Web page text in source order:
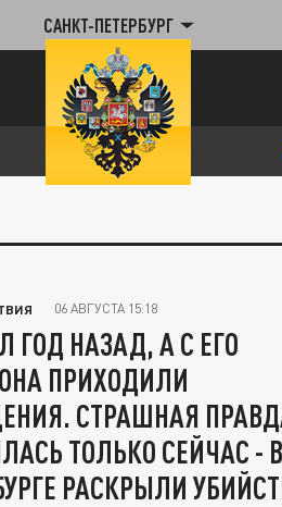
САНКТ-ПЕТЕРБУРГ
06 АВГУСТА 15:18
ГОД НАЗАД, А С ЕГО
ПРИХОДИЛИ
СТРАШНАЯ
ТОЛЬКО СЕЙЧАС - В
РАСКРЫЛИ